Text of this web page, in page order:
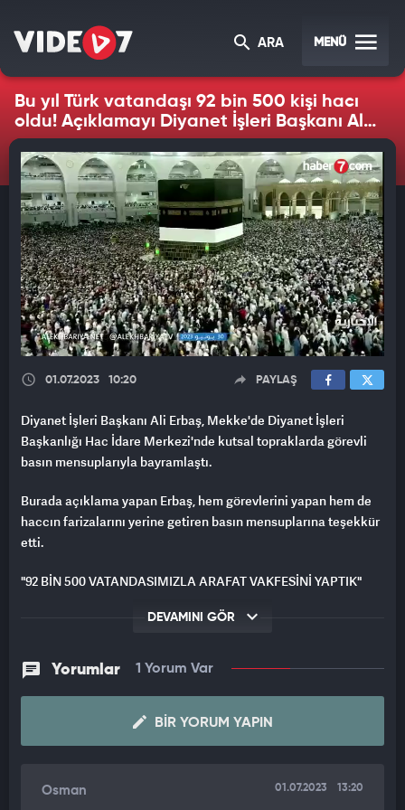
ARA MENÜ
Bu yıl Türk vatandaşı 92 bin 500 kişi hacı
oldu! Açıklamayı Diyanet İşleri Başkanı Ali
Erbaş yaptı
01.07.2023 10:20 PAYLAŞ
Diyanet İşleri Başkanı Ali Erbaş, Mekke'de Diyanet İşleri
Başkanlığı Hac İdare Merkezi'nde kutsal topraklarda görevli
basın mensuplarıyla bayramlaştı.
Burada açıklama yapan Erbaş, hem görevlerini yapan hem de
haccın farizalarını yerine getiren basın mensuplarına teşekkür
etti.
"92 BİN 500 VATANDAŞIMIZLA ARAFAT VAKFESİNİ YAPTIK"
Bu yıl son hacı sayısı bakımından 20-30 yılın zirvesi olduğunu
yaptık. Geçen yıl sayımız 37 bin 770 idi. Ondan önceki yıllarda
hep 80 binlerin altındaydı." bilgisini verdi.
İslam ülkelerinin hac bakanları ve din işleri başkanlarıyla iyi
ilişkiler geliştirdiklerini belirten Erbaş, din eğitimi, din hizmeti,
söyledi.
DEVAMINI GÖR
Yorumlar 1 Yorum Var
BIR YORUM YAPIN
Osman 01.07.2023 13:20